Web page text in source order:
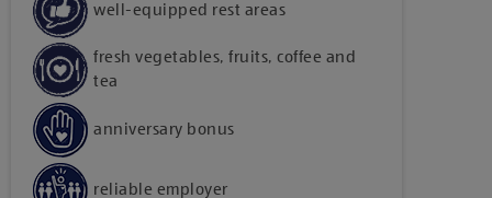
well-equipped rest areas
fresh vegetables, fruits, coffee and
tea
anniversary bonus
reliable employer